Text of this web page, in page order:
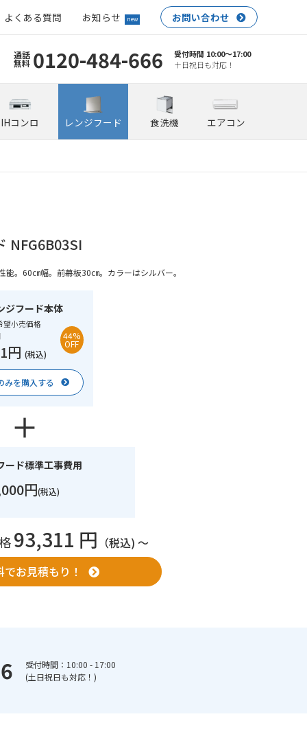
よくある質問 お知らせ new お問い合わせ
通話
無料 0120-484-666
受付時間 10:00〜17:00
土日祝日も対応！
IHコンロ レンジフード 食洗機 エアコン
NFG6B03SI
。60㎝幅。前幕板30㎝。カラーはシルバー。
ジフード本体
望小売価格
円 (税込)
44%
OFF
みを購入する
ード標準工事費用
円(税込)
93,311 円 （税込) 〜
お見積もり！
受付時間：10:00 - 17:00
(土日祝日も対応！)